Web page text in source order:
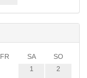
FR SA
SO
1
2